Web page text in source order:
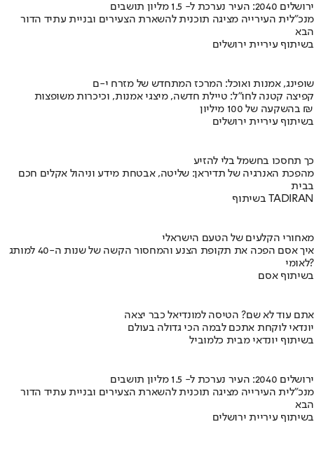
ירושלים 2040: העיר נערכת ל- 1.5 מליון תושבים
מנכ"לית העירייה מציגה תוכנית להשארת הצעירים ובניית עתיד הדור
הבא
בשיתוף עיריית ירושלים
שופינג, אמנות ואוכל: המרכז המתחדש של מזרח י-ם
קפיצה קטנה לחו"ל: טיילת חדשה, מיצגי אמנות, וכיכרות משופצות
בהשקעה של 100 מיליון ₪
בשיתוף עיריית ירושלים
כך תחסכו בחשמל בלי להזיע
מהפכת האנרגיה של תדיראן: שליטה, אבטחת מידע וניהול אקלים חכם
בבית
בשיתוף TADIRAN
מאחורי הקלעים של הטעם הישראלי
איך אסם הפכה את תקופת הצנע והמחסור הקשה של שנות ה-40 למותג
לאומי?
בשיתוף אסם
אתם עוד לא שם? הטיסה למונדיאל כבר יצאה
יונדאי לוקחת אתכם לבמה הכי גדולה בעולם
בשיתוף יונדאי מבית כלמוביל
ירושלים 2040: העיר נערכת ל- 1.5 מליון תושבים
מנכ"לית העירייה מציגה תוכנית להשארת הצעירים ובניית עתיד הדור
הבא
בשיתוף עיריית ירושלים